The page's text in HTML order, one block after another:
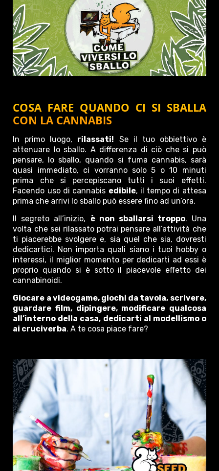
COSA FARE QUANDO CI SI SBALLA
CON LA CANNABIS
In primo luogo, rilassati! Se il tuo obbiettivo è
attenuare lo sballo. A differenza di ciò che si può
pensare, lo sballo, quando si fuma cannabis, sarà
quasi immediato, ci vorranno solo 5 o 10 minuti
prima che si percepiscano tutti i suoi effetti.
Facendo uso di cannabis edibile, il tempo di attesa
prima che arrivi lo sballo può essere fino ad un’ora.
Il segreto all’inizio, è non sballarsi troppo. Una
volta che sei rilassato potrai pensare all’attività che
ti piacerebbe svolgere e, sia quel che sia, dovresti
dedicartici. Non importa quali siano i tuoi hobby o
interessi, il miglior momento per dedicarti ad essi è
proprio quando si è sotto il piacevole effetto dei
cannabinoidi.
Giocare a videogame, giochi da tavola, scrivere,
guardare film, dipingere, modificare qualcosa
all’interno della casa, dedicarti al modellismo o
ai cruciverba. A te cosa piace fare?